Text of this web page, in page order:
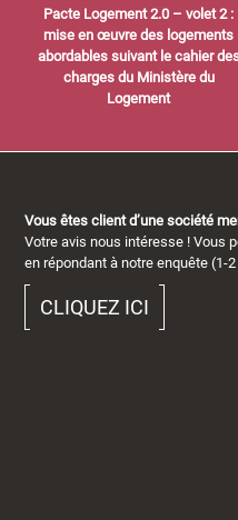
Pacte Logement 2.0 – volet 2 :
mise en œuvre des logements
abordables suivant le cahier
charges du Ministère du
Logement
Vous êtes client d’une société
Votre avis nous intéresse ! Vous
en répondant à notre enquête (1-
CLIQUEZ ICI